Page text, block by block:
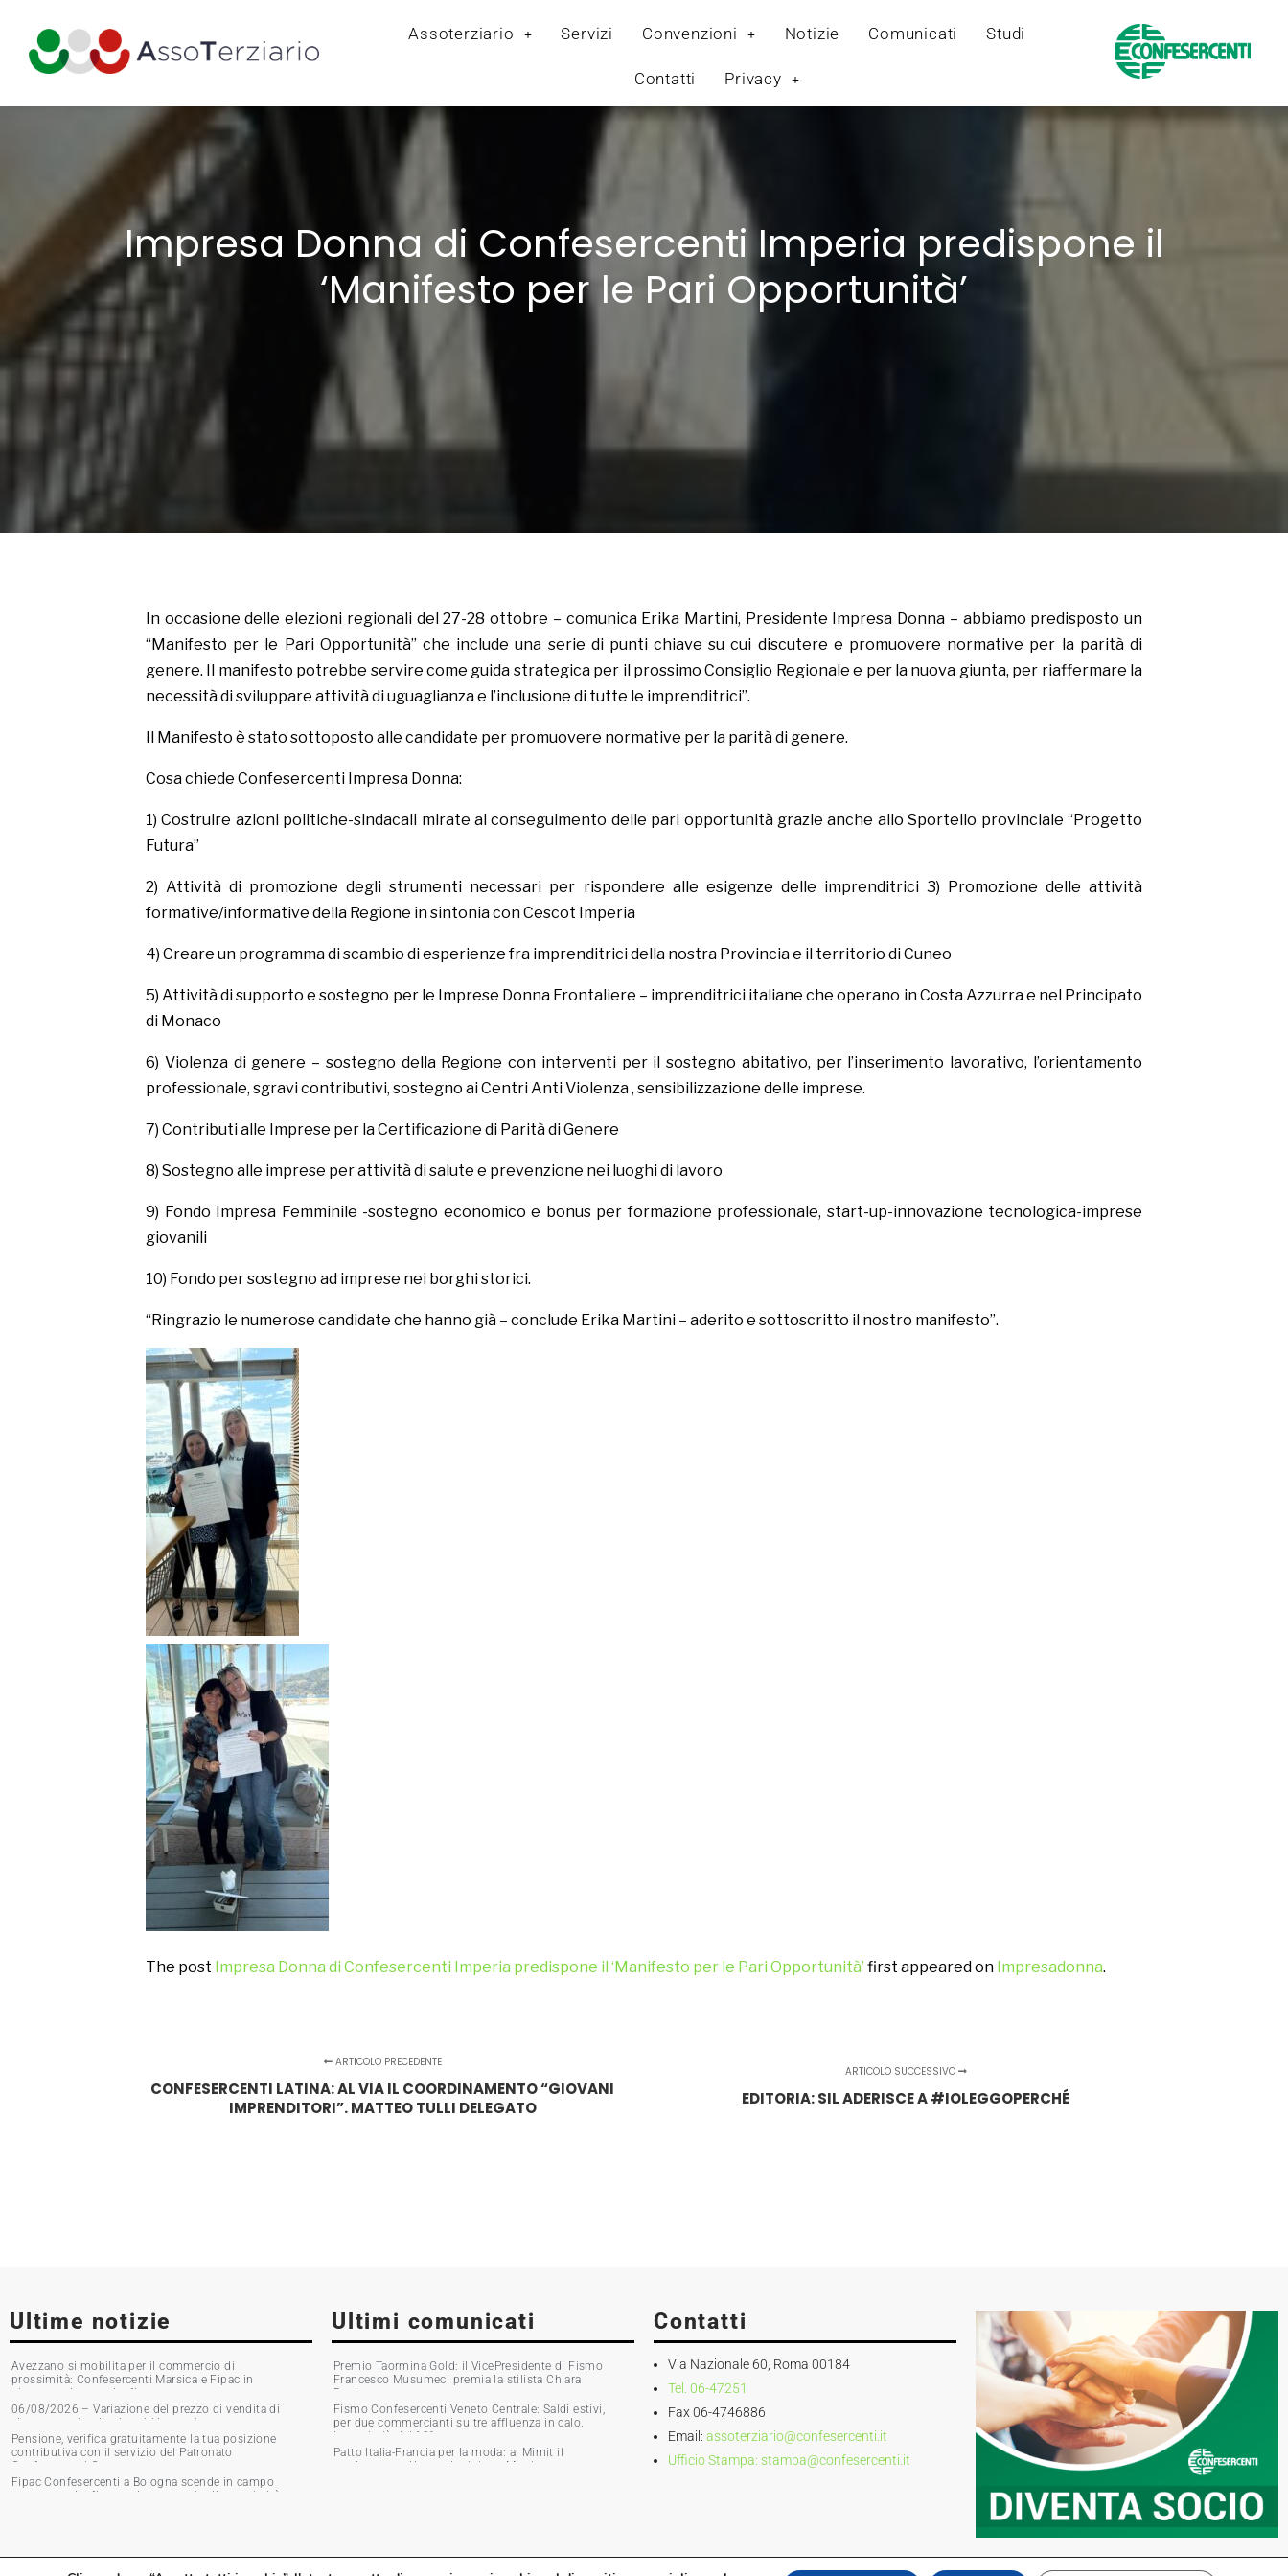
Assoterziario Servizi Convenzioni Notizie Comunicati Studi
Contatti Privacy
Impresa Donna di Confesercenti Imperia predispone il
‘Manifesto per le Pari Opportunità’
In occasione delle elezioni regionali del 27-28 ottobre – comunica Erika Martini, Presidente Impresa Donna – abbiamo predisposto un
“Manifesto per le Pari Opportunità” che include una serie di punti chiave su cui discutere e promuovere normative per la parità di
genere. Il manifesto potrebbe servire come guida strategica per il prossimo Consiglio Regionale e per la nuova giunta, per riaffermare la
necessità di sviluppare attività di uguaglianza e l’inclusione di tutte le imprenditrici”.
Il Manifesto è stato sottoposto alle candidate per promuovere normative per la parità di genere.
Cosa chiede Confesercenti Impresa Donna:
1) Costruire azioni politiche-sindacali mirate al conseguimento delle pari opportunità grazie anche allo Sportello provinciale “Progetto
Futura”
2) Attività di promozione degli strumenti necessari per rispondere alle esigenze delle imprenditrici 3) Promozione delle attività
formative/informative della Regione in sintonia con Cescot Imperia
4) Creare un programma di scambio di esperienze fra imprenditrici della nostra Provincia e il territorio di Cuneo
5) Attività di supporto e sostegno per le Imprese Donna Frontaliere – imprenditrici italiane che operano in Costa Azzurra e nel Principato
di Monaco
6) Violenza di genere – sostegno della Regione con interventi per il sostegno abitativo, per l’inserimento lavorativo, l’orientamento
professionale, sgravi contributivi, sostegno ai Centri Anti Violenza , sensibilizzazione delle imprese.
7) Contributi alle Imprese per la Certificazione di Parità di Genere
8) Sostegno alle imprese per attività di salute e prevenzione nei luoghi di lavoro
9) Fondo Impresa Femminile -sostegno economico e bonus per formazione professionale, start-up-innovazione tecnologica-imprese
giovanili
10) Fondo per sostegno ad imprese nei borghi storici.
“Ringrazio le numerose candidate che hanno già – conclude Erika Martini – aderito e sottoscritto il nostro manifesto”.
The post Impresa Donna di Confesercenti Imperia predispone il ‘Manifesto per le Pari Opportunità’ first appeared on Impresadonna.
ARTICOLO PRECEDENTE
CONFESERCENTI LATINA: AL VIA IL COORDINAMENTO “GIOVANI
IMPRENDITORI”. MATTEO TULLI DELEGATO
ARTICOLO SUCCESSIVO
EDITORIA: SIL ADERISCE A #IOLEGGOPERCHÉ
Ultime notizie
Avezzano si mobilita per il commercio di
prossimità: Confesercenti Marsica e Fipac in
piazza per la raccolta firme
06/08/2026 – Variazione del prezzo di vendita di
alcune marche di tabacchi lavorati
Pensione, verifica gratuitamente la tua posizione
contributiva con il servizio del Patronato
Confesercenti Grosseto
Fipac Confesercenti a Bologna scende in campo
per la raccolta firme sul commercio di prossimità
Ultimi comunicati
Premio Taormina Gold: il VicePresidente di Fismo
Francesco Musumeci premia la stilista Chiara
Boni
Fismo Confesercenti Veneto Centrale: Saldi estivi,
per due commercianti su tre affluenza in calo.
Incassi giù del 10%
Patto Italia-Francia per la moda: al Mimit il
confronto tra Urso e il ministro Martin
Contatti
Via Nazionale 60, Roma 00184
Tel. 06-47251
Fax 06-4746886
Email: assoterziario@confesercenti.it
Ufficio Stampa: stampa@confesercenti.it